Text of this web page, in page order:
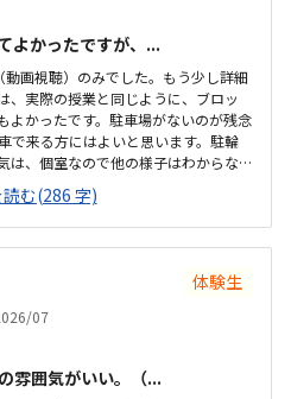
よかったですが、...
画視聴）のみでした。もう少し詳細
、実際の授業と同じように、ブロッ
よかったです。駐車場がないのが残念
で来る方にはよいと思います。駐輪
は、個室なので他の様子はわからな
でしたが、特に説明を受けていない
見たのですが、個別指導なので高く
。個別指導なので、子供に合わせて
かと思いましたが、ちょうどよかっ
む(286 字)
体験生
07
雰囲気がいい。（...